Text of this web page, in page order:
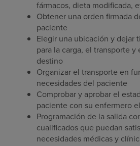
fármacos, dieta modificada,
Obtener una orden firmada
paciente
Elegir una ubicación y dejar
para la carga, el transporte
destino
Organizar el transporte en
necesidades del paciente
Comprobar y aprobar el
paciente con su enfermero
Programación de la salida
cualificados que puedan
necesidades médicas y